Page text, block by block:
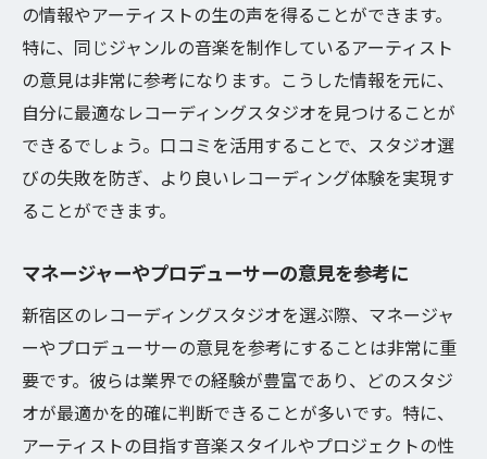
の情報やアーティストの生の声を得ることができます。
特に、同じジャンルの音楽を制作しているアーティスト
の意見は非常に参考になります。こうした情報を元に、
自分に最適なレコーディングスタジオを見つけることが
できるでしょう。口コミを活用することで、スタジオ選
びの失敗を防ぎ、より良いレコーディング体験を実現す
ることができます。
マネージャーやプロデューサーの意見を参考に
新宿区のレコーディングスタジオを選ぶ際、マネージャ
ーやプロデューサーの意見を参考にすることは非常に重
要です。彼らは業界での経験が豊富であり、どのスタジ
オが最適かを的確に判断できることが多いです。特に、
アーティストの目指す音楽スタイルやプロジェクトの性